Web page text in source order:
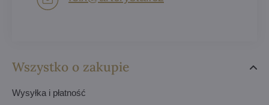
Wszystko o zakupie
Wysyłka i płatność